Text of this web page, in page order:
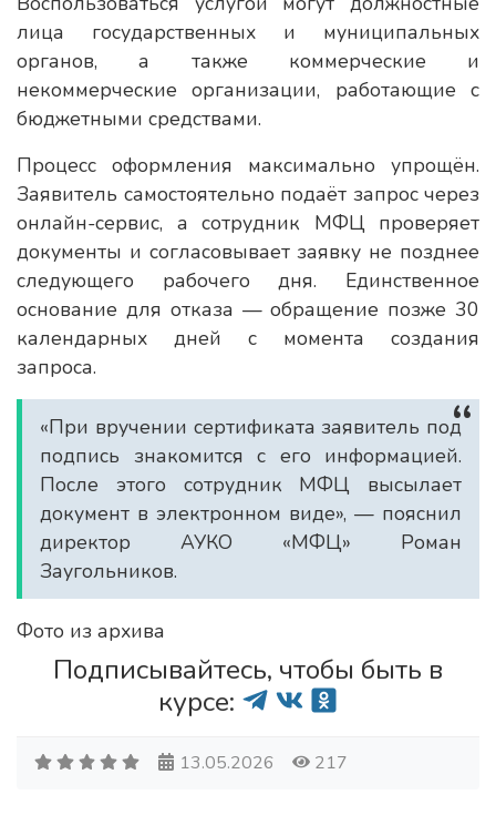
лица государственных и муниципальных
органов, а также коммерческие и
некоммерческие организации, работающие с
бюджетными средствами.
Процесс оформления максимально упрощён.
Заявитель самостоятельно подаёт запрос через
онлайн-сервис, а сотрудник МФЦ проверяет
документы и согласовывает заявку не позднее
следующего рабочего дня. Единственное
основание для отказа — обращение позже 30
календарных дней с момента создания
запроса.
«При вручении сертификата заявитель под
подпись знакомится с его информацией.
После этого сотрудник МФЦ высылает
документ в электронном виде», — пояснил
директор АУКО «МФЦ» Роман
Заугольников.
Фото из архива
Подписывайтесь, чтобы быть в
курсе:
13.05.2026 217